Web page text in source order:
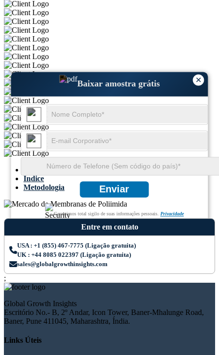
Resumo
Índice
Metodologia
×
Baixar amostra grátis
Enviar
Garantimos total sigilo de suas informações pessoais. Privacidade
Entre em contato
USA : +1 (855) 467-7775 (Ligação gratuita)
UK : +44 8085 022397 (Ligação gratuita)
sales@globalgrowthinsights.com
;
Global Growth Insights
Escritório No.- B, 2º Andar, Icon Tower, Baner-Mhalunge Road,
Baner, Pune 411045, Maharashtra, Índia.
Links Úteis